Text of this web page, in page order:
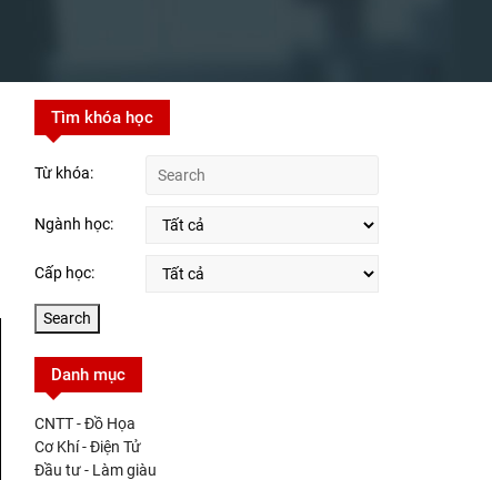
Tìm khóa học
Từ khóa:
Ngành học:
Cấp học:
Danh mục
CNTT - Đồ Họa
Cơ Khí - Điện Tử
Đầu tư - Làm giàu